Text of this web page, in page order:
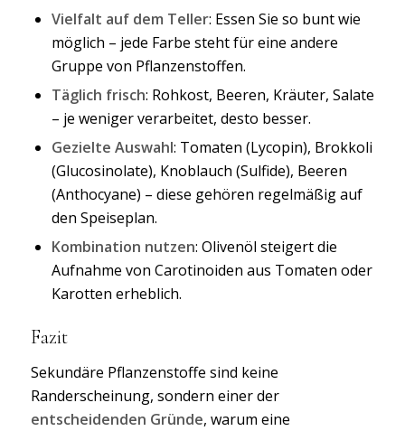
Vielfalt auf dem Teller: Essen Sie so bunt wie
möglich – jede Farbe steht für eine andere
Gruppe von Pflanzenstoffen.
Täglich frisch: Rohkost, Beeren, Kräuter, Salate
– je weniger verarbeitet, desto besser.
Gezielte Auswahl: Tomaten (Lycopin), Brokkoli
(Glucosinolate), Knoblauch (Sulfide), Beeren
(Anthocyane) – diese gehören regelmäßig auf
den Speiseplan.
Kombination nutzen: Olivenöl steigert die
Aufnahme von Carotinoiden aus Tomaten oder
Karotten erheblich.
Fazit
Sekundäre Pflanzenstoffe sind keine
Randerscheinung, sondern einer der
entscheidenden Gründe, warum eine